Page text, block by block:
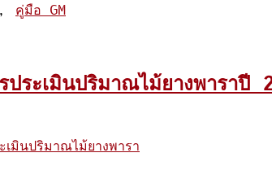
, คู่มือ GM
ประเมินปริมาณไม้ยางพาราปี
มินปริมาณไม้ยางพารา